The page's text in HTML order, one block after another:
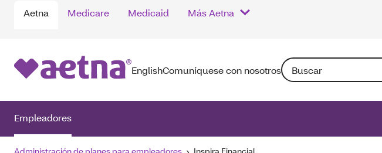
Aetna Medicare Medicaid Más Aetna
EnglishComuníquese con nosotrosBuscar: Si introduce
Empleadores